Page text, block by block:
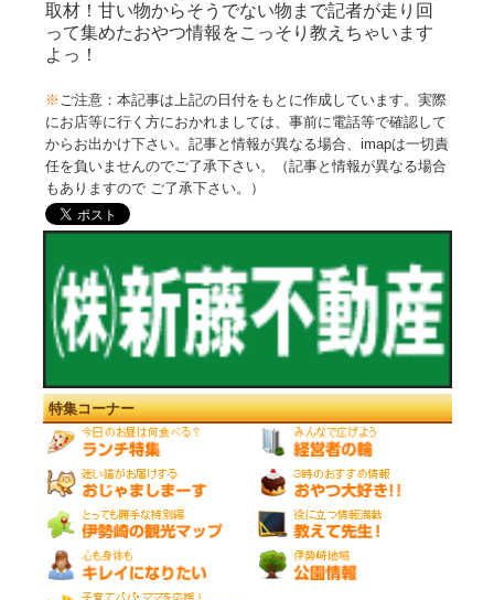
取材！甘い物からそうでない物まで記者が走り回
って集めたおやつ情報をこっそり教えちゃいます
よっ！
※ ご注意：本記事は上記の日付をもとに作成しています。実際
にお店等に行く方におかれましては、事前に電話等で確認して
からお出かけ下さい。記事と情報が異なる場合、imapは一切責
任を負いませんのでご了承下さい。（記事と情報が異なる場合
もありますので ご了承下さい。）
特集コーナー